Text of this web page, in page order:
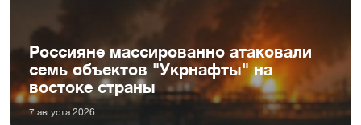
Россияне массированно атаковали
семь объектов "Укрнафты" на
востоке страны
7 августа 2026